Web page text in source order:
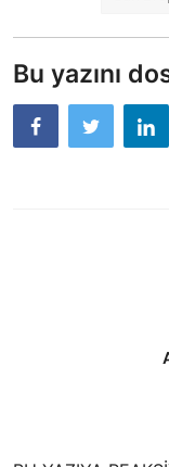
Bu yazını